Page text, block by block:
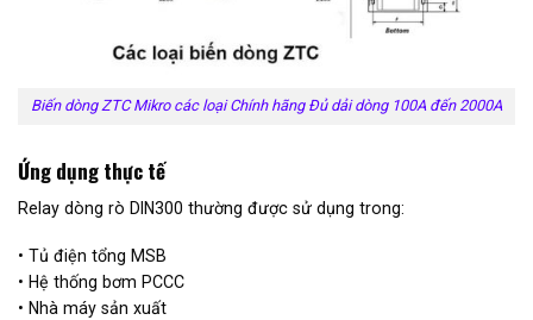
Biến dòng ZTC Mikro các loại Chính hãng Đủ dải dòng 100A đến 2000A
Ứng dụng thực tế
Relay dòng rò DIN300 thường được sử dụng trong:
• Tủ điện tổng MSB
• Hệ thống bơm PCCC
• Nhà máy sản xuất